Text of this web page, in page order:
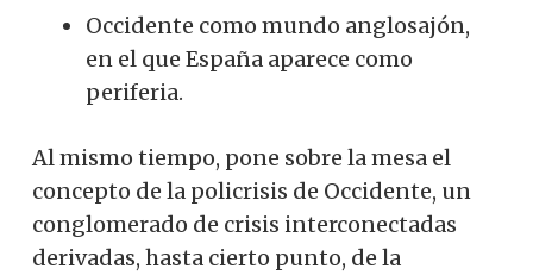
Occidente como mundo anglosajón,
en el que España aparece como
periferia.
Al mismo tiempo, pone sobre la mesa el
concepto de la policrisis de Occidente, un
conglomerado de crisis interconectadas
derivadas, hasta cierto punto, de la